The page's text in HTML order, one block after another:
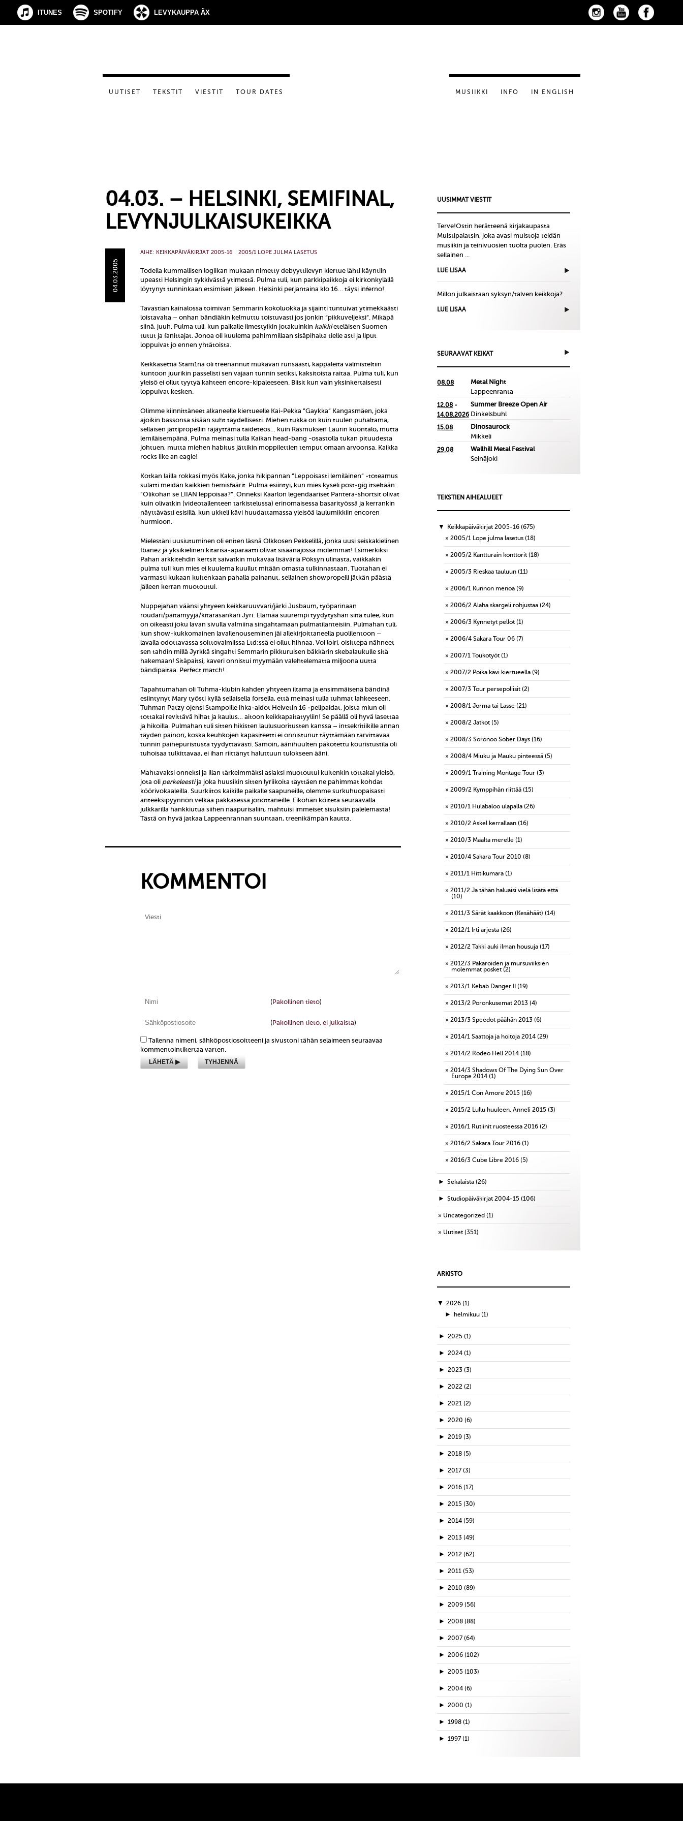
ITUNES SPOTIFY LEVYKAUPPA ÄX
UUTISET TEKSTIT VIESTIT TOUR DATES MUSIIKKI INFO IN ENGLISH
04.03. – HELSINKI, SEMIFINAL,
LEVYNJULKAISUKEIKKA
04.03.2005
AIHE: KEIKKAPÄIVÄKIRJAT 2005-16 2005/1 LOPE JULMA LASETUS
Todella kummallisen logiikan mukaan nimetty debyyttilevyn kiertue lähti käyntiin
upeasti Helsingin sykkivästä ytimestä. Pulma tuli, kun parkkipaikkoja ei kirkonkylällä
löytynyt tunninkaan etsimisen jälkeen. Helsinki perjantaina klo 16… täysi inferno!
Tavastian kainalossa toimivan Semmarin kokoluokka ja sijainti tuntuivat ytimekkäästi
loistavalta – onhan bändiäkin kelmuttu toistuvasti jos jonkin ”pikkuveljeksi”. Mikäpä
siinä, juuh. Pulma tuli, kun paikalle ilmestyikin jotakuinkin kaikkieteläisen Suomen
tutut ja fanittajat. Jonoa oli kuulema pahimmillaan sisäpihalta tielle asti ja liput
loppuivat jo ennen yhtätoista.
Keikkasettiä Stam1na oli treenannut mukavan runsaasti, kappaleita valmisteltiin
kuntoon juurikin passelisti sen vajaan tunnin setiksi, kaksitoista raitaa. Pulma tuli, kun
yleisö ei ollut tyytyä kahteen encore-kipaleeseen. Biisit kun vain yksinkertaisesti
loppuivat kesken.
Olimme kiinnittäneet alkaneelle kiertueelle Kai-Pekka ”Gaykka” Kangasmäen, joka
ajoikin bassonsa sisään suht täydellisesti. Miehen tukka on kuin tuulen puhaltama,
sellaisen jättipropellin räjäyttämä taideteos… kuin Rasmuksen Laurin kuontalo, mutta
lemiläisempänä. Pulma meinasi tulla Kaikan head-bang -osastolla tukan pituudesta
johtuen, mutta miehen habitus jättikin moppilettien temput omaan arvoonsa. Kaikka
rocks like an eagle!
Kotkan lailla rokkasi myös Kake, jonka hikipannan ”Leppoisasti lemiläinen” -toteamus
sulatti meidän kaikkien hemisfäärit. Pulma esiintyi, kun mies kyseli post-gig itseltään:
”Olikohan se LIIAN leppoisaa?”. Onneksi Kaarlon legendaariset Pantera-shortsit olivat
kuin olivatkin (videotallenteen tarkistelussa) erinomaisessa basarityössä ja kerrankin
näyttävästi esisillä, kun ukkeli kävi huudattamassa yleisöä laulumikkiin encoren
hurmioon.
Mielestäni uusiutuminen oli eniten läsnä Olkkosen Pekkelillä, jonka uusi seiskakielinen
Ibanez ja yksikielinen kitarisa-aparaatti olivat sisäänajossa molemmat! Esimerkiksi
Pahan arkkitehdin kertsit saivatkin mukavaa lisäväriä Pöksyn ulinasta, vaikkakin
pulma tuli kun mies ei kuulema kuullut mitään omasta tulkinnastaan. Tuotahan ei
varmasti kukaan kuitenkaan pahalla painanut, sellainen showpropelli jätkän päästä
jälleen kerran muotoutui.
Nuppejahan väänsi yhtyeen keikkaruuvvari/järki Jusbaum, työparinaan
roudari/paitamyyjä/kitarasankari Jyri: Elämää suurempi tyydytyshän siitä tulee, kun
on oikeasti joku lavan sivulla valmiina singahtamaan pulmatilanteisiin. Pulmahan tuli,
kun show-kukkomainen lavallenouseminen jäi allekirjoittaneella puolilentoon –
lavalla odottavassa soittovalmiissa Ltd:ssä ei ollut hihnaa. Voi loiri, oisittepa nähneet
sen tahdin millä Jyrkkä singahti Semmarin pikkuruisen bäkkärin skebalaukulle sitä
hakemaan! Sitäpaitsi, kaveri onnistui myymään valehtelematta miljoona uutta
bändipaitaa. Perfect match!
Tapahtumahan oli Tuhma-klubin kahden yhtyeen iltama ja ensimmäisenä bändinä
esiintynyt Mary työsti kyllä sellaisella forsella, että meinasi tulla tuhmat lahkeeseen.
Tuhman Patzy ojensi Stampoille ihka-aidot Helvetin 16 -pelipaidat, joista miun oli
tottakai revittävä hihat ja kaulus… aitoon keikkapaitatyyliin! Se päällä oli hyvä lasettaa
ja hikoilla. Pulmahan tuli sitten hikisten laulusuoritusten kanssa – intsekritiikille annan
täyden painon, koska keuhkojen kapasiteetti ei onnistunut täyttämään tarvittavaa
tunnin painepuristusta tyydyttävästi. Samoin, äänihuulten pakotettu kouristustila oli
tuhoisaa tulkittavaa, ei ihan riittänyt haluttuun tulokseen ääni.
Mahtavaksi onneksi ja illan tärkeimmäksi asiaksi muotoutui kuitenkin tottakai yleisö,
jota oli perkeleestija joka huusikin sitten lyriikoita täyttäen ne pahimmat kohdat
köörivokaaleilla. Suurkiitos kaikille paikalle saapuneille, olemme surkuhuopaisasti
anteeksipyynnön velkaa pakkasessa jonottaneille. Eiköhän koiteta seuraavalla
julkkarilla hankkiutua siihen naapurisaliin, mahtuisi immeiset sisuksiin palelemasta!
Tästä on hyvä jatkaa Lappeenrannan suuntaan, treenikämpän kautta.
KOMMENTOI
(Pakollinen tieto)
(Pakollinen tieto, ei julkaista)
Tallenna nimeni, sähköpostiosoitteeni ja sivustoni tähän selaimeen seuraavaa
kommentointikertaa varten.
UUSIMMAT VIESTIT
Terve!Ostin herätteenä kirjakaupasta
Muistipalatsin, joka avasi muistoja teidän
musiikin ja teinivuosien tuolta puolen. Eräs
sellainen ...
LUE LISAA
Millon julkaistaan syksyn/talven keikkoja?
LUE LISAA
SEURAAVAT KEIKAT
08.08
Metal Night
Lappeenranta
12.08 -
14.08.2026
Summer Breeze Open Air
Dinkelsbuhl
15.08
Dinosaurock
Mikkeli
29.08
Wallhill Metal Festival
Seinäjoki
TEKSTIEN AIHEALUEET
▼ Keikkapäiväkirjat 2005-16 (675)
2005/1 Lope julma lasetus (18)
2005/2 Kantturain konttorit (18)
2005/3 Rieskaa tauluun (11)
2006/1 Kunnon menoa (9)
2006/2 Alaha skargeli rohjustaa (24)
2006/3 Kynnetyt pellot (1)
2006/4 Sakara Tour 06 (7)
2007/1 Toukotyöt (1)
2007/2 Poika kävi kiertueella (9)
2007/3 Tour persepoliisit (2)
2008/1 Jorma tai Lasse (21)
2008/2 Jatkot (5)
2008/3 Soronoo Sober Days (16)
2008/4 Miuku ja Mauku pinteessä (5)
2009/1 Training Montage Tour (3)
2009/2 Kymppihän riittää (15)
2010/1 Hulabaloo ulapalla (26)
2010/2 Askel kerrallaan (16)
2010/3 Maalta merelle (1)
2010/4 Sakara Tour 2010 (8)
2011/1 Hittikumara (1)
2011/2 Ja tähän haluaisi vielä lisätä että
(10)
2011/3 Särät kaakkoon (Kesähäät) (14)
2012/1 Irti arjesta (26)
2012/2 Takki auki ilman housuja (17)
2012/3 Pakaroiden ja mursuviiksien
molemmat posket (2)
2013/1 Kebab Danger II (19)
2013/2 Poronkusemat 2013 (4)
2013/3 Speedot päähän 2013 (6)
2014/1 Saattoja ja hoitoja 2014 (29)
2014/2 Rodeo Hell 2014 (18)
2014/3 Shadows Of The Dying Sun Over
Europe 2014 (1)
2015/1 Con Amore 2015 (16)
2015/2 Lullu huuleen, Anneli 2015 (3)
2016/1 Rutiinit ruosteessa 2016 (2)
2016/2 Sakara Tour 2016 (1)
2016/3 Cube Libre 2016 (5)
► Sekalaista (26)
► Studiopäiväkirjat 2004-15 (106)
Uncategorized (1)
Uutiset (351)
ARKISTO
▼ 2026 (1)
► helmikuu (1)
► 2025 (1)
► 2024 (1)
► 2023 (3)
► 2022 (2)
► 2021 (2)
► 2020 (6)
► 2019 (3)
► 2018 (5)
► 2017 (3)
► 2016 (17)
► 2015 (30)
► 2014 (59)
► 2013 (49)
► 2012 (62)
► 2011 (53)
► 2010 (89)
► 2009 (56)
► 2008 (88)
► 2007 (64)
► 2006 (102)
► 2005 (103)
► 2004 (6)
► 2000 (1)
► 1998 (1)
► 1997 (1)